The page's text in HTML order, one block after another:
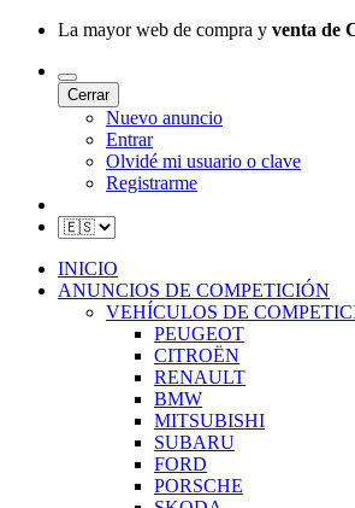
La mayor web de compra y venta de
Cerrar
Nuevo anuncio
Entrar
Olvidé mi usuario o clave
Registrarme
INICIO
ANUNCIOS DE COMPETICIÓN
VEHÍCULOS DE
PEUGEOT
CITROËN
RENAULT
BMW
MITSUBISHI
SUBARU
FORD
PORSCHE